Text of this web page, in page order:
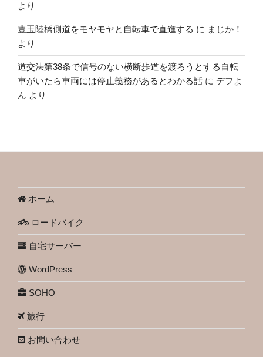
より
豊玉陸橋側道をモヤモヤと自転車で直進する に まじか！
より
道交法第38条で信号のない横断歩道を渡ろうとする自転
車がいたら車両には停止義務があるとわかる話 に デフよ
ん より
ホーム
ロードバイク
自宅サーバー
WordPress
SOHO
旅行
お問い合わせ